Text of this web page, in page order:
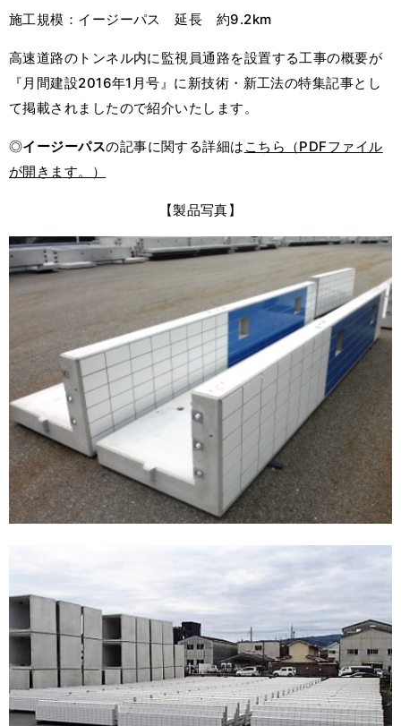
施工規模：イージーパス 延長 約9.2km
高速道路のトンネル内に監視員通路を設置する工事の概要が
『月間建設2016年1月号』に新技術・新工法の特集記事とし
て掲載されましたので紹介いたします。
◎イージーパスの記事に関する詳細は こちら（PDFファイル
が開きます。）
【製品写真】